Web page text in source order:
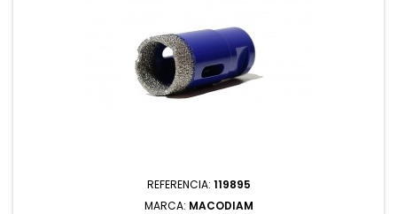
REFERENCIA: 119895
MARCA: MACODIAM